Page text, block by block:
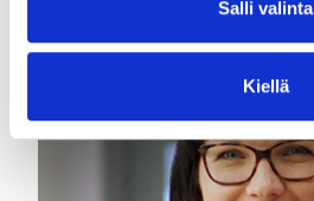
Salli valinta
Kiellä